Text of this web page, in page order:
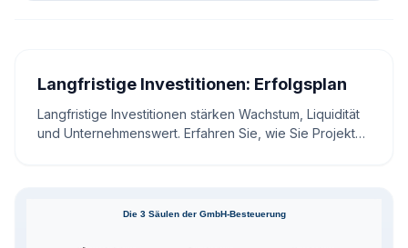
Langfristige Investitionen: Erfolgsplan
Langfristige Investitionen stärken Wachstum, Liquidität
und Unternehmenswert. Erfahren Sie, wie Sie Projekte